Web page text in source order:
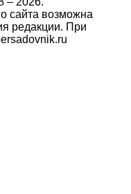
сайта возможна
редакции. При